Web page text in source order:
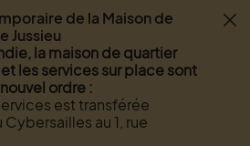
de la Maison de
Jussieu
la maison de quartier
les services sur place sont
ordre :
est transférée
au 1, rue